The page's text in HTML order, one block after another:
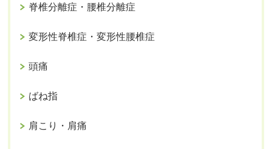
脊椎分離症・腰椎分離症
変形性脊椎症・変形性腰椎症
頭痛
ばね指
肩こり・肩痛